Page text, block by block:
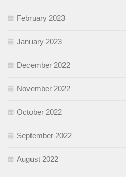
February 2023
January 2023
December 2022
November 2022
October 2022
September 2022
August 2022